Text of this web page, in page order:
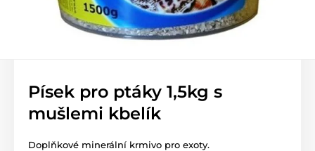
Písek pro ptáky 1,5kg s
mušlemi kbelík
Doplňkové minerální krmivo pro exoty.